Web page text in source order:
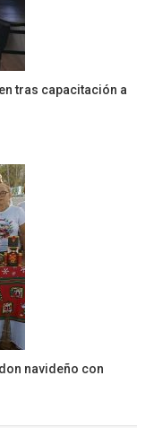
tras capacitación a
navideño con